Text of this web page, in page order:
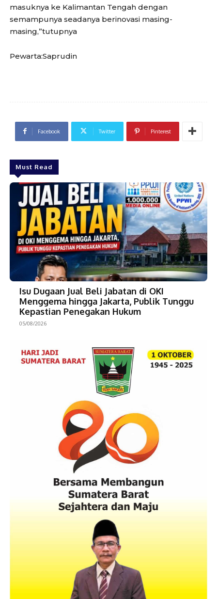
masuknya ke Kalimantan Tengah dengan
semampunya seadanya berinovasi masing-
masing,”tutupnya
Pewarta:Saprudin
Facebook Twitter Pinterest
Must Read
Isu Dugaan Jual Beli Jabatan di OKI
Menggema hingga Jakarta, Publik Tunggu
Kepastian Penegakan Hukum
05/08/2026